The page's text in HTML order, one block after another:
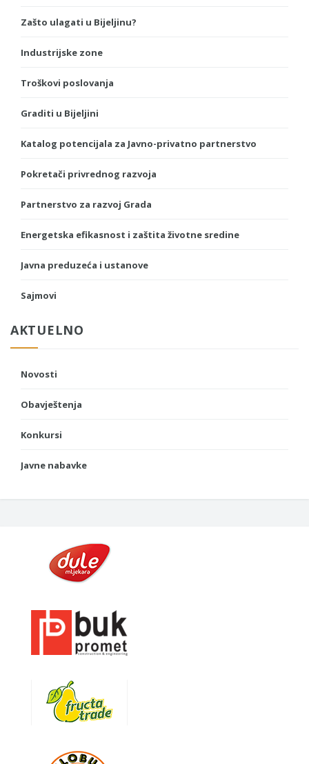
Zašto ulagati u Bijeljinu?
Industrijske zone
Troškovi poslovanja
Graditi u Bijeljini
Katalog potencijala za Javno-privatno partnerstvo
Pokretači privrednog razvoja
Partnerstvo za razvoj Grada
Energetska efikasnost i zaštita životne sredine
Javna preduzeća i ustanove
Sajmovi
AKTUELNO
Novosti
Obavještenja
Konkursi
Javne nabavke